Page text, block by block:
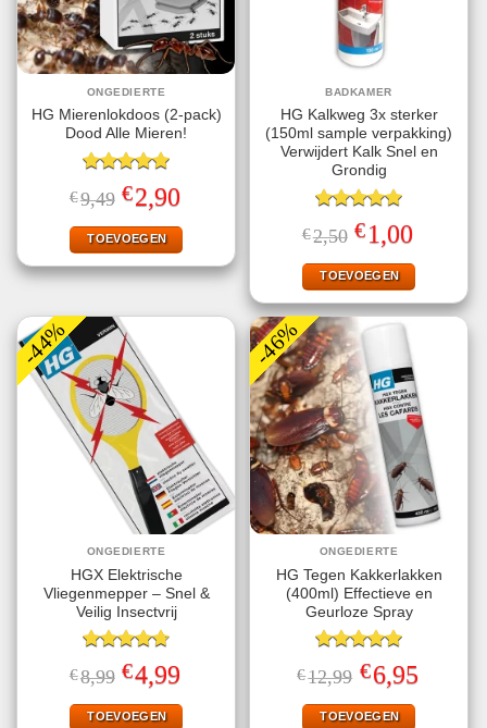
ONGEDIERTE
HG Mierenlokdoos (2-pack)
Dood Alle Mieren!
Gewaardeerd
5.00uit 5
€9,49 Oorspronkelijke
prijs
was:
€9,49.
€2,90
is:
€2,90.
TOEVOEGEN
BADKAMER
HG Kalkweg 3x sterker
(150ml sample verpakking)
Verwijdert Kalk Snel en
Grondig
Gewaardeerd
5.00uit 5
€2,50 Oorspronkelijke
prijs
was:
€2,50.
€1,00
is:
€1,00.
TOEVOEGEN
-44%
ONGEDIERTE
HGX Elektrische
Vliegenmepper – Snel &
Veilig Insectvrij
Gewaardeerd
4.70uit 5
€8,99 Oorspronkelijke
prijs
was:
€8,99.
€4,99
is:
€4,99.
TOEVOEGEN
-46%
ONGEDIERTE
HG Tegen Kakkerlakken
(400ml) Effectieve en
Geurloze Spray
Gewaardeerd
5.00uit 5
€12,99 Oorspronkelijke
prijs
was:
€12,99.
€6,95prijs
TOEVOEGEN